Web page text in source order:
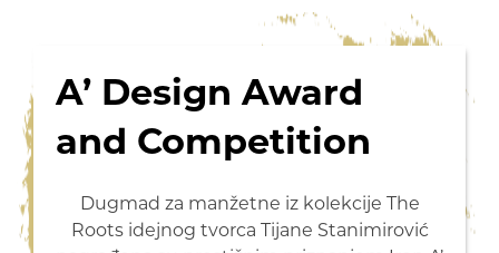
A’ Design Award
and Competition
Dugmad za manžetne iz kolekcije The
Roots idejnog tvorca Tijane Stanimirović